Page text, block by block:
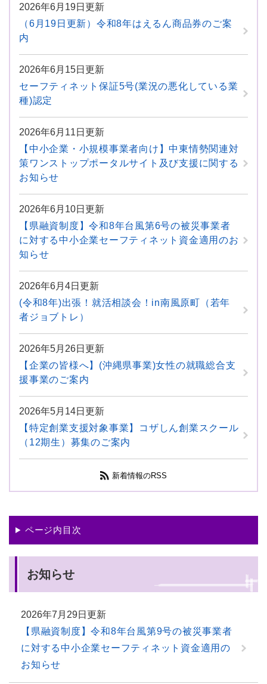
2026年6月19日更新
（6月19日更新）令和8年はえるん商品券のご案
内
2026年6月15日更新
セーフティネット保証5号(業況の悪化している業
種)認定
2026年6月11日更新
【中小企業・小規模事業者向け】中東情勢関連対
策ワンストップポータルサイト及び支援に関する
お知らせ
2026年6月10日更新
【県融資制度】令和8年台風第6号の被災事業者
に対する中小企業セーフティネット資金適用のお
知らせ
2026年6月4日更新
(令和8年)出張！就活相談会！in南風原町（若年
者ジョブトレ）
2026年5月26日更新
【企業の皆様へ】(沖縄県事業)女性の就職総合支
援事業のご案内
2026年5月14日更新
【特定創業支援対象事業】コザしん創業スクール
（12期生）募集のご案内
新着情報のRSS
ページ内目次
お知らせ
2026年7月29日更新
【県融資制度】令和8年台風第9号の被災事業者
に対する中小企業セーフティネット資金適用の
お知らせ